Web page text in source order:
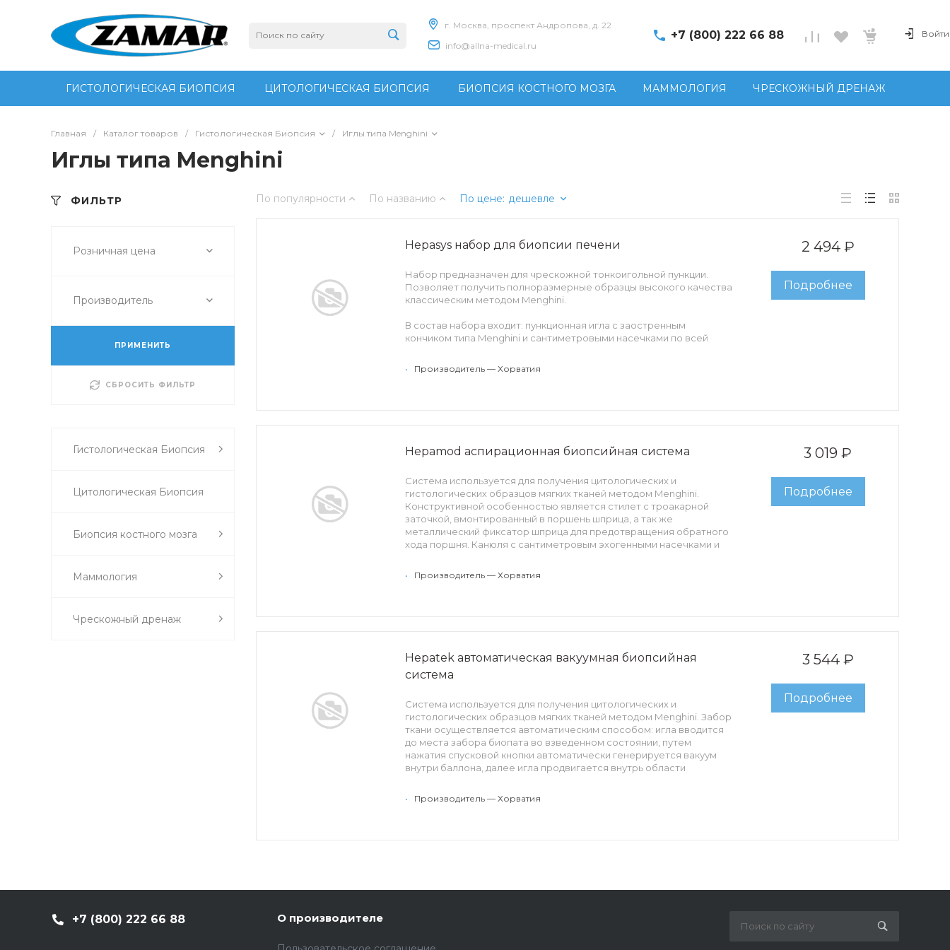
г. Москва, проспект Андропова, д. 22
info@allna-medical.ru
+7 (800) 222 66 88 Войти
ГИСТОЛОГИЧЕСКАЯ БИОПСИЯ ЦИТОЛОГИЧЕСКАЯ БИОПСИЯ БИОПСИЯ КОСТНОГО МОЗГА МАММОЛОГИЯ ЧРЕСКОЖНЫЙ ДРЕНАЖ
Главная / Каталог товаров / Гистологическая Биопсия / Иглы типа Menghini
Иглы типа Menghini
ФИЛЬТР
Розничная цена
Производитель
ПРИМЕНИТЬ
СБРОСИТЬ ФИЛЬТР
Гистологическая Биопсия
Цитологическая Биопсия
Биопсия костного мозга
Маммология
Чрескожный дренаж
По популярности По названию По цене: дешевле
2 494 ₽
Подробнее
Hepasys набор для биопсии печени
Набор предназначен для чрескожной тонкоигольной пункции.
Позволяет получить полноразмерные образцы высокого качества
классическим методом Menghini.
В состав набора входит: пункционная игла с заостренным
кончиком типа Menghini и сантиметровыми насечками по всей
• Производитель — Хорватия
3 019 ₽
Подробнее
Hepamod аспирационная биопсийная система
Система используется для получения цитологических и
гистологических образцов мягких тканей методом Menghini.
Конструктивной особенностью является стилет с троакарной
заточкой, вмонтированный в поршень шприца, а так же
металлический фиксатор шприца для предотвращения обратного
хода поршня. Канюля с сантиметровым эхогенными насечками и
• Производитель — Хорватия
3 544 ₽
Подробнее
Hepatek автоматическая вакуумная биопсийная
система
Система используется для получения цитологических и
гистологических образцов мягких тканей методом Menghini. Забор
ткани осуществляется автоматическим способом: игла вводится
до места забора биопата во взведенном состоянии, путем
нажатия спусковой кнопки автоматически генерируется вакуум
внутри баллона, далее игла продвигается внутрь области
путем повторного взвода системы.
• Производитель — Хорватия
+7 (800) 222 66 88 О производителе